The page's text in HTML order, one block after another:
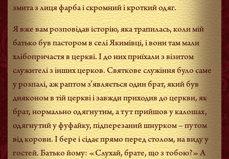
змита з лиця фарба і скромний і кроткий одяг.
Я вже вам розповідав історію, яка трапилась, коли мій
батько був пастором в селі Якимівці, і вони там мали
хлібопричастя в церкві. І до них приїхали з візитом
служителі з інших церков. Святкове служіння було саме
у розпалі, аж раптом з’являється один брат, який був
дияконом в тій церкві і завжди приходив до церкви, як
брат, нормально одягнутим, а тут прийшов у калошах,
одягнутий у фуфайку, підперезаний шнурком – путом
від корови. І бере і сідає прямо перед столом, на виду у
гостей. Батько йому: «Слухай, брате, що з тобою?» А